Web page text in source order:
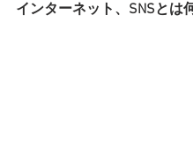
インターネット、SNSとは